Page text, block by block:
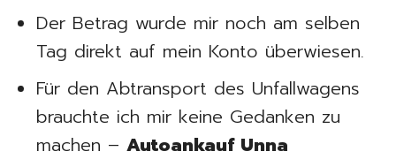
Der Betrag wurde mir noch am selben
Tag direkt auf mein Konto überwiesen.
Für den Abtransport des Unfallwagens
brauchte ich mir keine Gedanken zu
machen – Autoankauf Unna